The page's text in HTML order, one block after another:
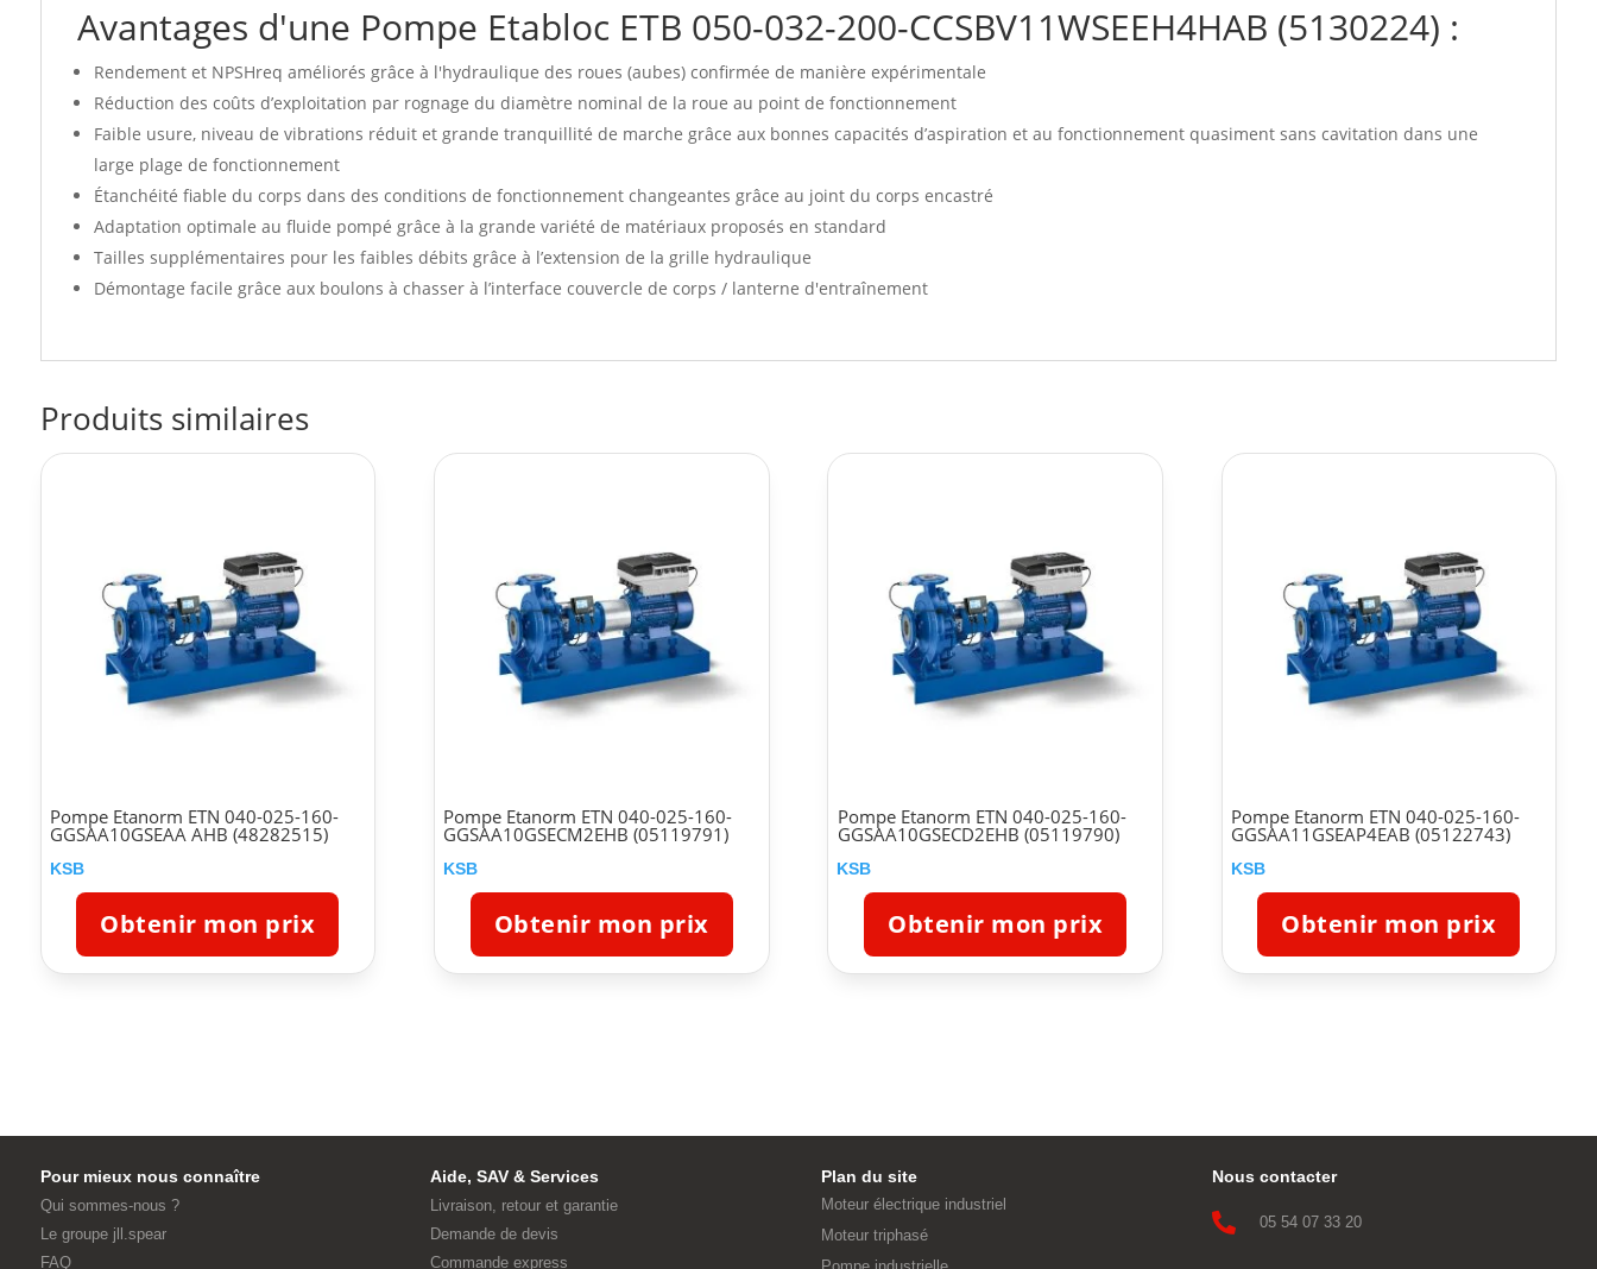
Avantages d'une Pompe Etabloc ETB 050-032-200-CCSBV11WSEEH4HAB (5130224) :
Rendement et NPSHreq améliorés grâce à l'hydraulique des roues (aubes) confirmée de manière expérimentale
Réduction des coûts d’exploitation par rognage du diamètre nominal de la roue au point de fonctionnement
Faible usure, niveau de vibrations réduit et grande tranquillité de marche grâce aux bonnes capacités d’aspiration et au fonctionnement quasiment sans cavitation dans une
large plage de fonctionnement
Étanchéité fiable du corps dans des conditions de fonctionnement changeantes grâce au joint du corps encastré
Adaptation optimale au fluide pompé grâce à la grande variété de matériaux proposés en standard
Tailles supplémentaires pour les faibles débits grâce à l’extension de la grille hydraulique
Démontage facile grâce aux boulons à chasser à l’interface couvercle de corps / lanterne d'entraînement
Produits similaires
Pompe Etanorm ETN 040-025-160-
GGSAA10GSEAA AHB (48282515)
KSB
Obtenir mon prix
Pompe Etanorm ETN 040-025-160-
GGSAA10GSECM2EHB (05119791)
KSB
Obtenir mon prix
Pompe Etanorm ETN 040-025-160-
GGSAA10GSECD2EHB (05119790)
KSB
Obtenir mon prix
Pompe Etanorm ETN 040-025-160-
GGSAA11GSEAP4EAB (05122743)
KSB
Obtenir mon prix
Pour mieux nous connaître
Qui sommes-nous ?
Le groupe jll.spear
FAQ
Aide, SAV & Services
Livraison, retour et garantie
Demande de devis
Commande express
Plan du site
Moteur électrique industriel
Moteur triphasé
Nous contacter
 05 54 07 33 20